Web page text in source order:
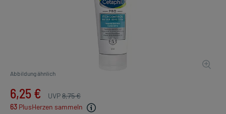
Abbildung ähnlich
6,25 € UVP8,75 €
63 PlusHerzen sammeln